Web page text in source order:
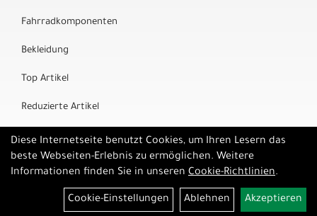
Fahrradkomponenten
Bekleidung
Top Artikel
Reduzierte Artikel
Marken
Diese Internetseite benutzt Cookies, um Ihren Lesern das
beste Webseiten-Erlebnis zu ermöglichen. Weitere
Informationen finden Sie in unseren Cookie-Richtlinien.
Cookie-Einstellungen Ablehnen Akzeptieren